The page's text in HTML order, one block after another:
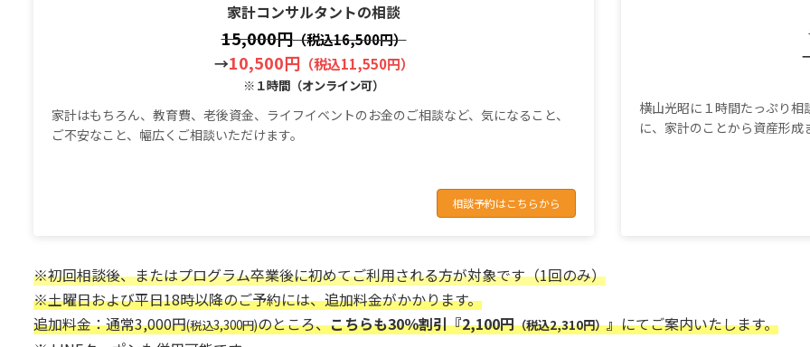
家計コンサルタントの相談
15,000円（税込16,500円）
→10,500円（税込11,550円）
※１時間（オンライン可）
家計はもちろん、教育費、老後資金、ライフイベントのお金のご相談など、気になること、
ご不安なこと、幅広くご相談いただけます。
相談予約はこちらから
横山光昭に１時間たっぷり
に、家計のことから資産形成
※初回相談後、またはプログラム卒業後に初めてご利用される方が対象です（1回のみ）
※土曜日および平日18時以降のご予約には、追加料金がかかります。
追加料金：通常3,000円(税込3,300円)のところ、こちらも30％割引『2,100円（税込2,310円）』にてご案内いたします。